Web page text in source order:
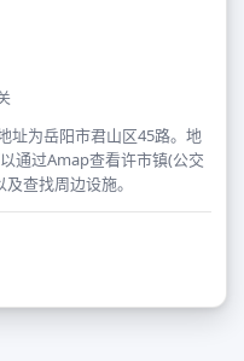
址为岳阳市君山区45路。地
通过Amap查看许市镇(公交
查找周边设施。